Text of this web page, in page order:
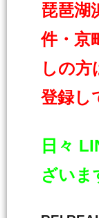
琵琶湖
件・京
しの
登録し
日々
ざいま